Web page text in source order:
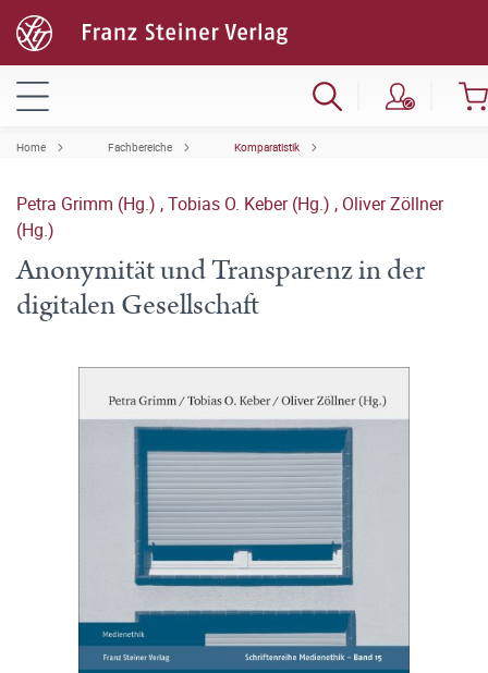
Home Fachbereiche Komparatistik
Petra Grimm (Hg.) ,Tobias O. Keber (Hg.) , Oliver Zöllner
(Hg.)
Anonymität und Transparenz in der
digitalen Gesellschaft